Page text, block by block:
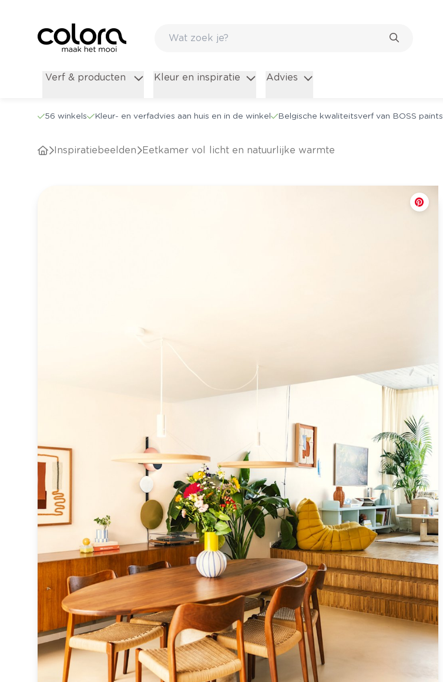
Verf & producten Kleur en inspiratie Advies
56 winkels Kleur- en verfadvies aan huis en in de winkel Belgische kwaliteitsverf van BOSS paints
Inspiratiebeelden Eetkamer vol licht en natuurlijke warmte